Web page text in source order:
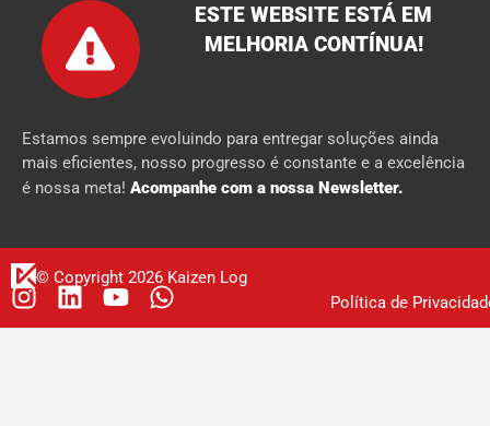
ESTE WEBSITE ESTÁ EM
MELHORIA CONTÍNUA!
Estamos sempre evoluindo para entregar soluções ainda
mais eficientes, nosso progresso é constante e a excelência
é nossa meta! Acompanhe com a nossa Newsletter.
© Copyright 2026 Kaizen Log
Política de